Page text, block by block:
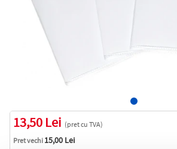
13,50 Lei (pret cu TVA)
Pret vechi 15,00 Lei